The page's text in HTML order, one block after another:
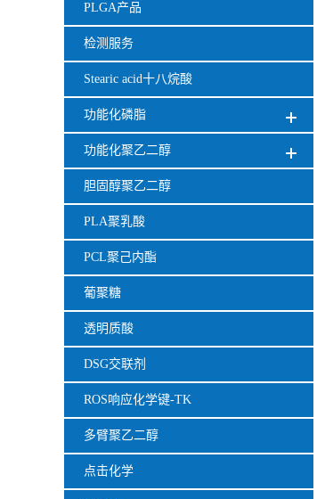
PLGA产品
检测服务
Stearic acid十八烷酸
功能化磷脂
功能化聚乙二醇
胆固醇聚乙二醇
PLA聚乳酸
PCL聚己内酯
葡聚糖
透明质酸
DSG交联剂
ROS响应化学键-TK
多臂聚乙二醇
点击化学